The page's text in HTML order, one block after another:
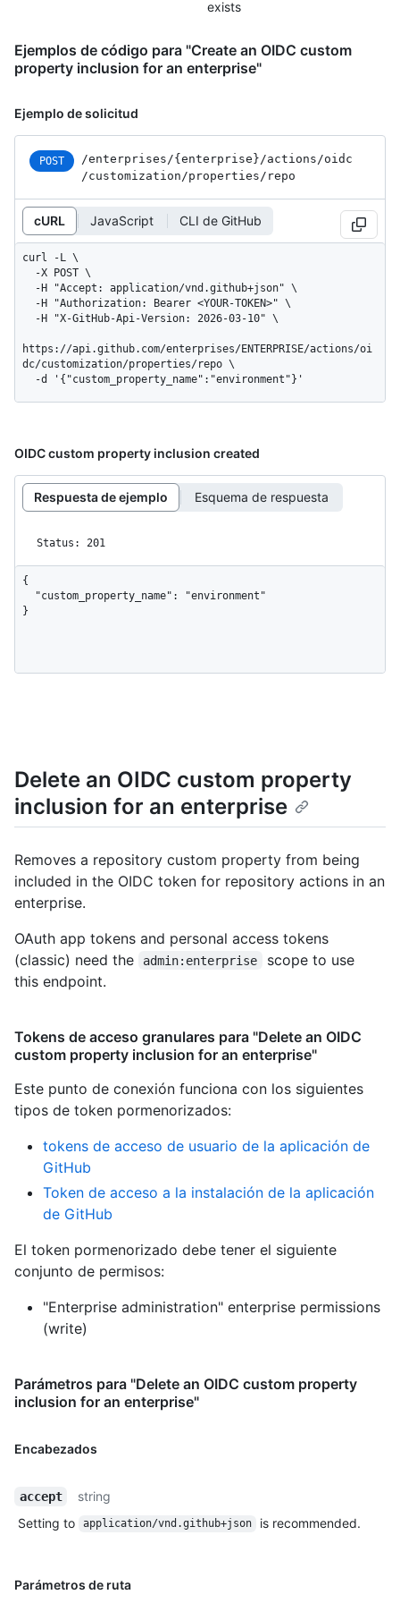
exists
Ejemplos de código para "Create an OIDC custom
property inclusion for an enterprise"
Ejemplo de solicitud
POST /enterprises /{enterprise} /actions /oidc
/customization /properties /repo
cURL JavaScript CLI de GitHub
curl -L \
https://api.github.com/enterprises/ENTERPRISE/actions/oi
dc/customization/properties/repo \
  -d '{"custom_property_name":"environment"}'
OIDC custom property inclusion created
Respuesta de ejemplo Esquema de respuesta
Status: 201
{
}
Delete an OIDC custom property
inclusion for an enterprise
Removes a repository custom property from being
included in the OIDC token for repository actions in an
enterprise.
OAuth app tokens and personal access tokens
(classic) need the
admin:enterprise
scope to use
this endpoint.
Tokens de acceso granulares para "Delete an OIDC
custom property inclusion for an enterprise"
Este punto de conexión funciona con los siguientes
tipos de token pormenorizados:
tokens de acceso de usuario de la aplicación de
GitHub
Token de acceso a la instalación de la aplicación
de GitHub
El token pormenorizado debe tener el siguiente
conjunto de permisos:
"Enterprise administration" enterprise permissions
(write)
Parámetros para "Delete an OIDC custom property
inclusion for an enterprise"
Encabezados
accept
string
Setting to
application/vnd.github+json is recommended.
Parámetros de ruta